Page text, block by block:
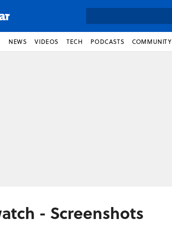
NEWS VIDEOS TECH PODCASTS COMMUNITY
- Screenshots